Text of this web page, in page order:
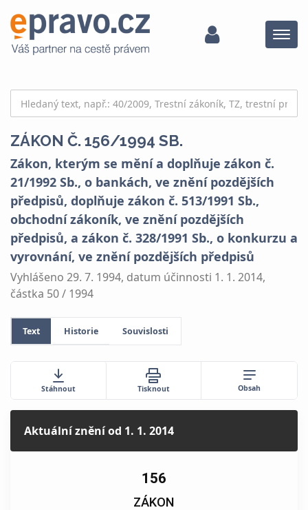
Menu
ZÁKON Č. 156/1994 SB.
Zákon, kterým se mění a doplňuje zákon č.
21/1992 Sb., o bankách, ve znění pozdějších
předpisů, doplňuje zákon č. 513/1991 Sb.,
obchodní zákoník, ve znění pozdějších
předpisů, a zákon č. 328/1991 Sb., o konkurzu a
vyrovnání, ve znění pozdějších předpisů
Vyhlášeno 29. 7. 1994, datum účinnosti 1. 1. 2014,
částka 50 / 1994
Text Historie Souvislosti
Stáhnout Tisknout Obsah
Aktuální zněníod 1. 1. 2014
156
ZÁKON